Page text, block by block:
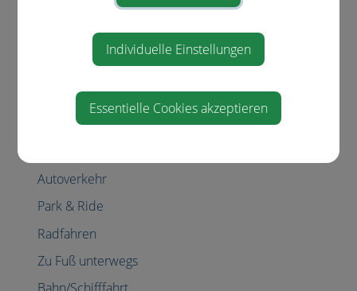
Verkehr & Mobilität
Öffentlicher Verkehr
Autoverkehr
Park & Ride
Radfahren
Zu Fuß unterwegs
Individuelle Einstellungen
Essentielle Cookies akzeptieren